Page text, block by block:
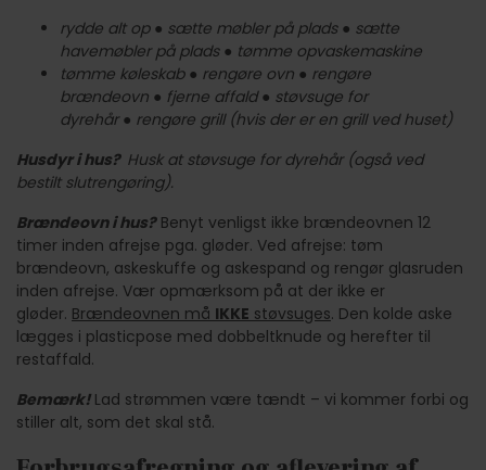
rydde alt op ● sætte møbler på plads ● sætte
havemøbler på plads ● tømme opvaskemaskine
tømme køleskab ● rengøre ovn ● rengøre
brændeovn ● fjerne affald● støvsuge for
dyrehår ● rengøre grill (hvis der er en grill ved huset)
Husdyr i hus? Husk at støvsuge for dyrehår (også ved
bestilt slutrengøring).
Brændeovn i hus?Benyt venligst ikke brændeovnen 12
timer inden afrejse pga. gløder. Ved afrejse: tøm
brændeovn, askeskuffe og askespand og rengør glasruden
inden afrejse. Vær opmærksom på at der ikke er
gløder. Brændeovnen må IKKE støvsuges. Den kolde aske
lægges i plasticpose med dobbeltknude og herefter til
restaffald.
Bemærk!Lad strømmen være tændt – vi kommer forbi og
stiller alt, som det skal stå.